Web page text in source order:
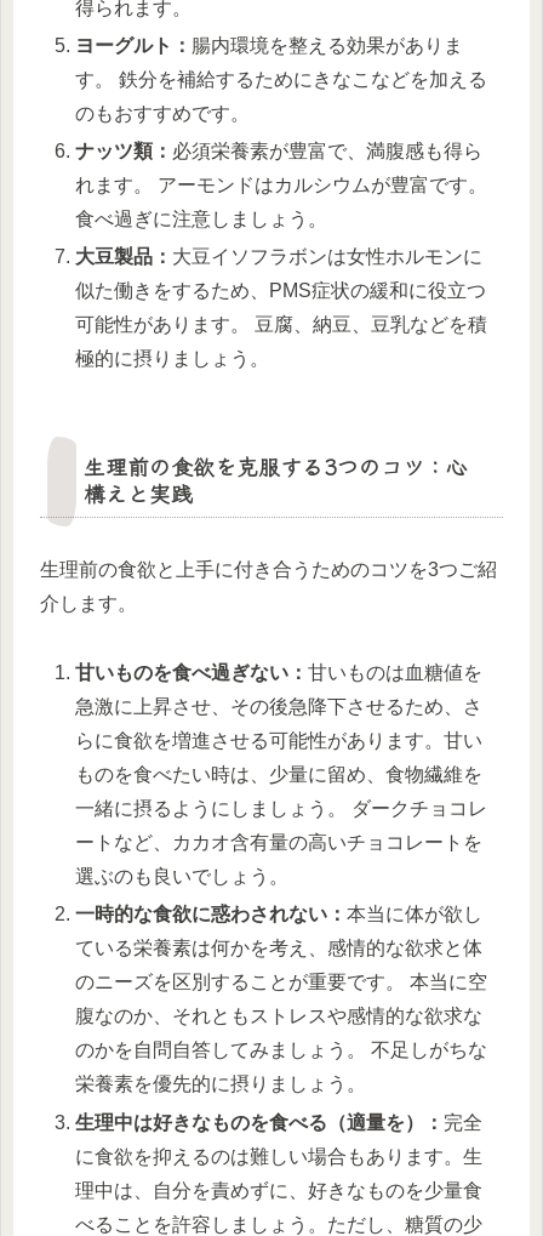
得られます。
ヨーグルト： 腸内環境を整える効果がありま
す。 鉄分を補給するためにきなこなどを加える
のもおすすめです。
ナッツ類： 必須栄養素が豊富で、満腹感も得ら
れます。 アーモンドはカルシウムが豊富です。
食べ過ぎに注意しましょう。
大豆製品： 大豆イソフラボンは女性ホルモンに
似た働きをするため、PMS症状の緩和に役立つ
可能性があります。 豆腐、納豆、豆乳などを積
極的に摂りましょう。
生理前の食欲を克服する3つのコツ：心
構えと実践
生理前の食欲と上手に付き合うためのコツを3つご紹
介します。
甘いものを食べ過ぎない：甘いものは血糖値を
急激に上昇させ、その後急降下させるため、さ
らに食欲を増進させる可能性があります。甘い
ものを食べたい時は、少量に留め、食物繊維を
一緒に摂るようにしましょう。 ダークチョコレ
ートなど、カカオ含有量の高いチョコレートを
選ぶのも良いでしょう。
一時的な食欲に惑わされない：本当に体が欲し
ている栄養素は何かを考え、感情的な欲求と体
のニーズを区別することが重要です。 本当に空
腹なのか、それともストレスや感情的な欲求な
のかを自問自答してみましょう。 不足しがちな
栄養素を優先的に摂りましょう。
生理中は好きなものを食べる（適量を）： 完全
に食欲を抑えるのは難しい場合もあります。生
理中は、自分を責めずに、好きなものを少量食
べることを許容しましょう。ただし、糖質の少